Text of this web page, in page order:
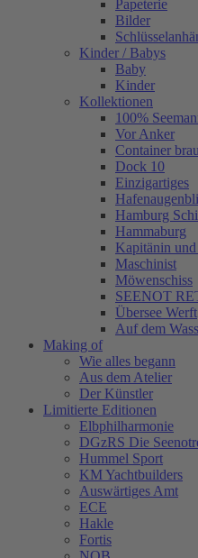
Papeterie
Bilder
Kinder / Babys
Baby
Kinder
Kollektionen
100%
Vor Anker
Container
Dock 10
Einzigartiges
Hamburg
Hammaburg
Kapitänin
Maschinist
Möwenschiss
SEENOT
Übersee Werft
Auf dem
Making of
Wie alles begann
Aus dem Atelier
Der Künstler
Limitierte Editionen
Elbphilharmonie
DGzRS Die
Hummel Sport
KM Yachtbuilders
Auswärtiges Amt
ECE
Hakle
Fortis